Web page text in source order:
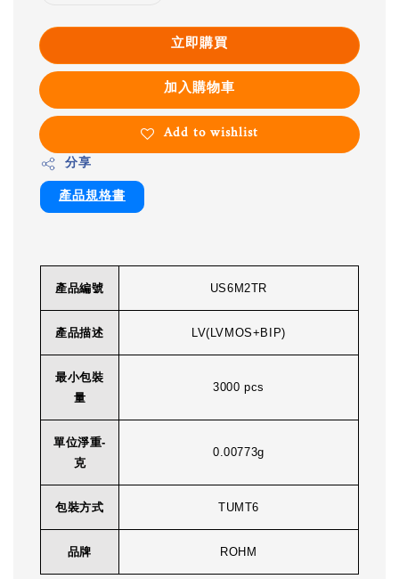
立即購買
加入購物車
Add to wishlist
分享
產品規格書
產品編號 US6M2TR
產品描述 LV(LVMOS+BIP)
最小包裝
量
3000 pcs
單位淨重-
克
0.00773g
包裝方式 TUMT6
品牌 ROHM